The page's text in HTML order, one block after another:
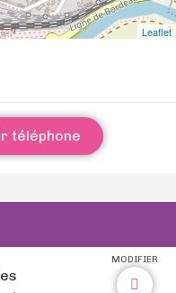
Leaflet
téléphone
MODIFIER